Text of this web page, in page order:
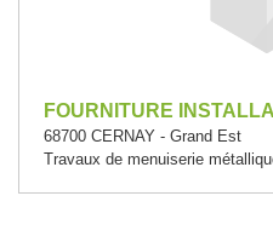
FOURNITURE
68700 CERNAY - Grand Est
Travaux de menuiserie